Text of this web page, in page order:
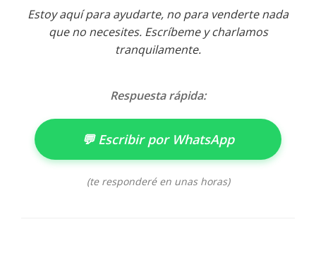
Estoy aquí para ayudarte, no para venderte nada
que no necesites. Escríbeme y charlamos
tranquilamente.
Respuesta rápida:
💬 Escribir por WhatsApp
(te responderé en unas horas)